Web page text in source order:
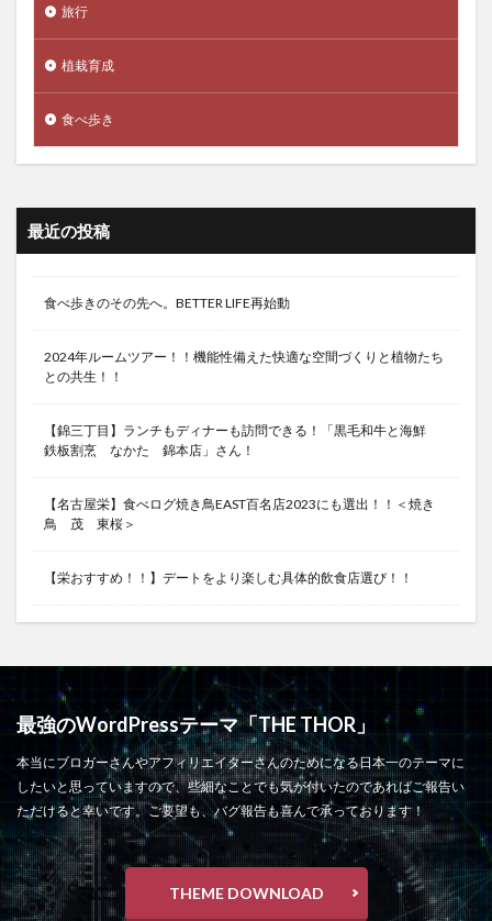
旅行
植栽育成
食べ歩き
最近の投稿
食べ歩きのその先へ。BETTER LIFE再始動
2024年ルームツアー！！機能性備えた快適な空間づくりと植物たち
との共生！！
【錦三丁目】ランチもディナーも訪問できる！「黒毛和牛と海鮮
鉄板割烹 なかた 錦本店」さん！
【名古屋栄】食べログ焼き鳥EAST百名店2023にも選出！！＜焼き
鳥 茂 東桜＞
【栄おすすめ！！】デートをより楽しむ具体的飲食店選び！！
最強のWordPressテーマ「THE THOR」
本当にブロガーさんやアフィリエイターさんのためになる日本一のテーマに
したいと思っていますので、些細なことでも気が付いたのであればご報告い
ただけると幸いです。ご要望も、バグ報告も喜んで承っております！
THEME DOWNLOAD